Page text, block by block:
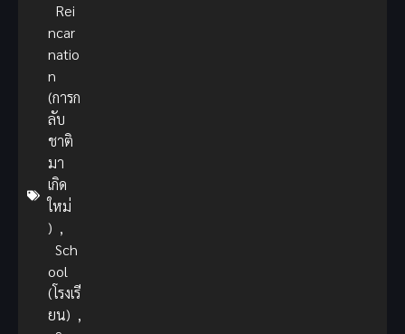
Rei
ncar
natio
n
(การก
ลับ
ชาติ
มา
เกิด
ใหม่
) ,
Sch
ool
(โรงเรี
ยน) ,